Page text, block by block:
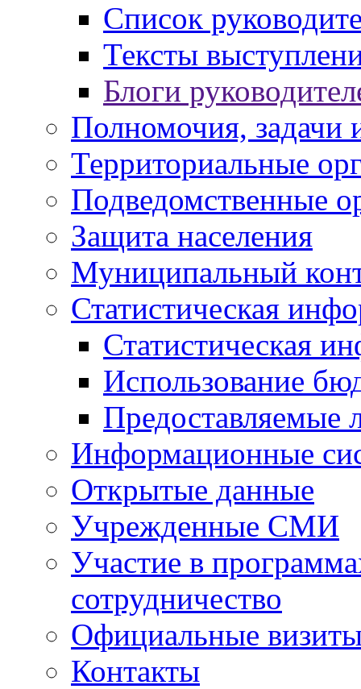
Список
Тексты
Блоги
Полномочия, задачи
Территориальные
Подведомственные
Защита населения
Муниципальный
Статистическая
Статистическая
Использование
Предоставляемые
Информационные
Открытые данные
Учрежденные СМИ
Участие в
сотрудничество
Официальные
Контакты